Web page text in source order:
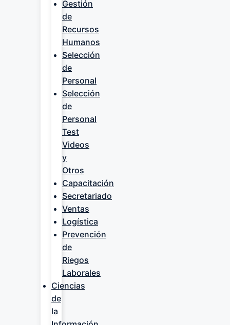
Gestión
de
Recursos
Humanos
Selección
de
Personal
Selección
de
Personal
Test
Videos
y
Otros
Capacitación
Secretariado
Ventas
Logística
Prevención
de
Riegos
Laborales
Ciencias
de
la